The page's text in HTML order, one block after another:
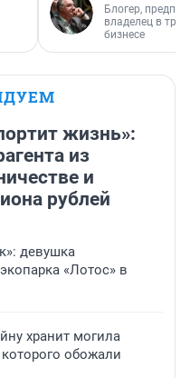
Блогер,
владелец в
бизнесе
жизнь»:
из
и
рублей
девушка
«Лотос» в
хранит могила
обожали